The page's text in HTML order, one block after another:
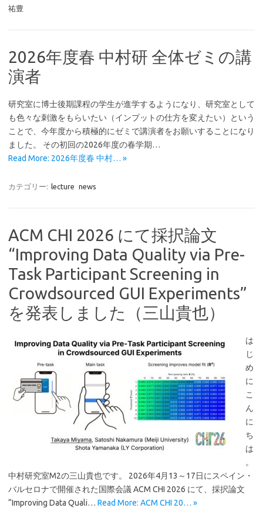
祐豊
2026年度春 中村研 全体ゼミの講
演者
研究室に博士後期課程の学生が進学するようになり、研究室として
も色々な刺激をもらいたい（インプットの仕方を変えたい）という
ことで、今年度から積極的にゼミで講演者をお願いすることになり
ました。 その初回の2026年度の春学期…
Read More: 2026年度春 中村… »
カテゴリー: lecture news
ACM CHI 2026 にて採択論文
“Improving Data Quality via Pre-
Task Participant Screening in
Crowdsourced GUI Experiments”
を発表しました（三山貴也）
は
じ
め
に
こ
ん
に
ち
は
。
中村研究室M2の三山貴也です。 2026年4月13～17日にスペイン・
バルセロナで開催された国際会議 ACM CHI 2026 にて、採択論文
“Improving Data Quali… Read More: ACM CHI 20… »